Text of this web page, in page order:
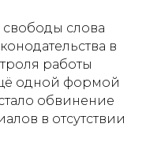
слова
в
работы
одной формой
обвинение
в отсутствии